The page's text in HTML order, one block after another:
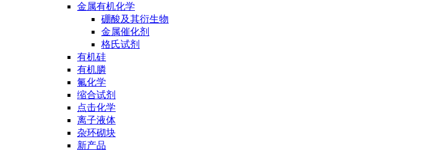
金属有机化学
硼酸及其衍生物
金属催化剂
格氏试剂
有机硅
有机膦
氟化学
缩合试剂
点击化学
离子液体
杂环砌块
新产品